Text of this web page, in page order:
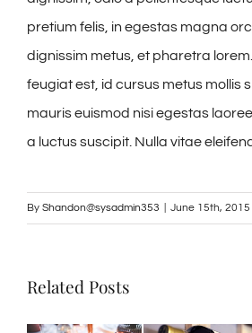
pretium felis, in egestas magna
dignissim metus, et pharetra
feugiat est, id cursus metus mollis
mauris euismod nisi egestas
a luctus suscipit. Nulla vitae
By Shandon@sysadmin353 June 15th, 2015
Related Posts